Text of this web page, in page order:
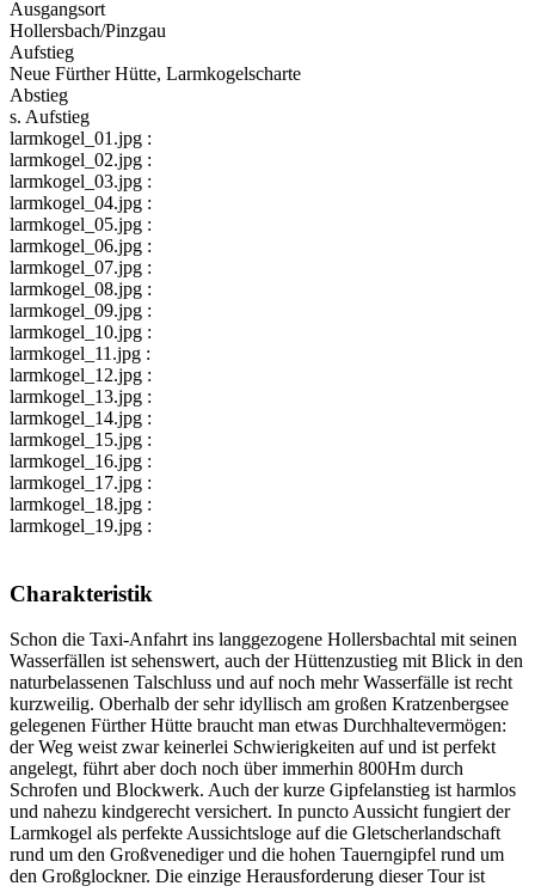
Ausgangsort
Hollersbach/Pinzgau
Aufstieg
Neue Fürther Hütte, Larmkogelscharte
Abstieg
s. Aufstieg
larmkogel_01.jpg :
larmkogel_02.jpg :
larmkogel_03.jpg :
larmkogel_04.jpg :
larmkogel_05.jpg :
larmkogel_06.jpg :
larmkogel_07.jpg :
larmkogel_08.jpg :
larmkogel_09.jpg :
larmkogel_10.jpg :
larmkogel_11.jpg :
larmkogel_12.jpg :
larmkogel_13.jpg :
larmkogel_14.jpg :
larmkogel_15.jpg :
larmkogel_16.jpg :
larmkogel_17.jpg :
larmkogel_18.jpg :
larmkogel_19.jpg :
Charakteristik
Schon die Taxi-Anfahrt ins langgezogene Hollersbachtal mit seinen
Wasserfällen ist sehenswert, auch der Hüttenzustieg mit Blick in den
naturbelassenen Talschluss und auf noch mehr Wasserfälle ist recht
kurzweilig. Oberhalb der sehr idyllisch am großen Kratzenbergsee
gelegenen Fürther Hütte braucht man etwas Durchhaltevermögen:
der Weg weist zwar keinerlei Schwierigkeiten auf und ist perfekt
angelegt, führt aber doch noch über immerhin 800Hm durch
Schrofen und Blockwerk. Auch der kurze Gipfelanstieg ist harmlos
und nahezu kindgerecht versichert. In puncto Aussicht fungiert der
Larmkogel als perfekte Aussichtsloge auf die Gletscherlandschaft
rund um den Großvenediger und die hohen Tauerngipfel rund um
den Großglockner. Die einzige Herausforderung dieser Tour ist